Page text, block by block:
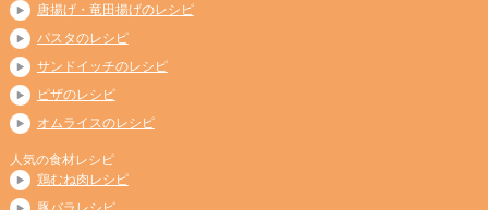
唐揚げ・竜田揚げのレシピ
パスタのレシピ
サンドイッチのレシピ
ピザのレシピ
オムライスのレシピ
人気の食材レシピ
鶏むね肉レシピ